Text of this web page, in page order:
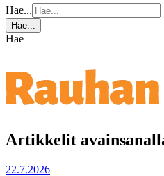
Hae...
Hae...
Hae
Artikkelit
22.7.2026